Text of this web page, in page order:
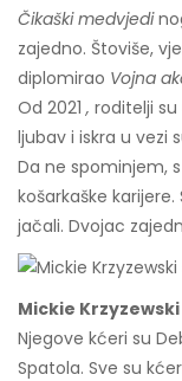
Čikaški medvjedi
zajedno. Štoviše,
diplomirao Vojna
Od 2021 , roditelji
ljubav i iskra u vezi
Da ne spominjem,
košarkaške
jačali. Dvojac
Mickie
Njegove kćeri su
Spatola. Sve su